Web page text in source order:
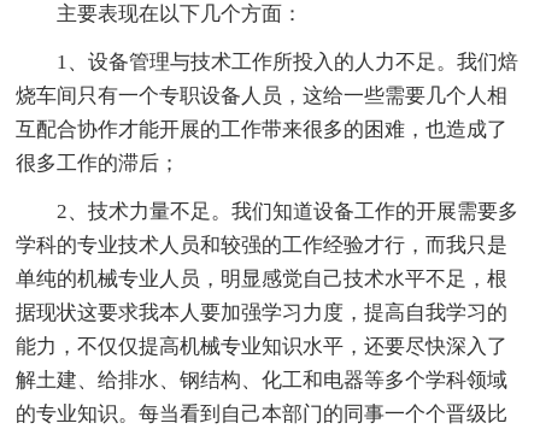
主要表现在以下几个方面：
1、设备管理与技术工作所投入的人力不足。我们焙
烧车间只有一个专职设备人员，这给一些需要几个人相
互配合协作才能开展的工作带来很多的困难，也造成了
很多工作的滞后；
2、技术力量不足。我们知道设备工作的开展需要多
学科的专业技术人员和较强的工作经验才行，而我只是
单纯的机械专业人员，明显感觉自己技术水平不足，根
据现状这要求我本人要加强学习力度，提高自我学习的
能力，不仅仅提高机械专业知识水平，还要尽快深入了
解土建、给排水、钢结构、化工和电器等多个学科领域
的专业知识。每当看到自己本部门的同事一个个晋级比